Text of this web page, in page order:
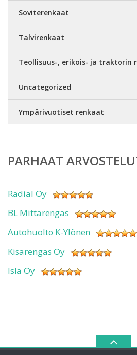
Soviterenkaat
Talvirenkaat
Teollisuus-, erikois- ja traktorin
Uncategorized
Ympärivuotiset renkaat
PARHAAT
Radial Oy
BL Mittarengas
Autohuolto K-Ylönen
Kisarengas Oy
Isla Oy